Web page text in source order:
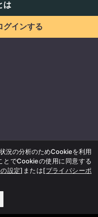
は
グインする
況の分析のためCookieを利用
とでCookieの使用に同意する
設定] または[プライバシーポ